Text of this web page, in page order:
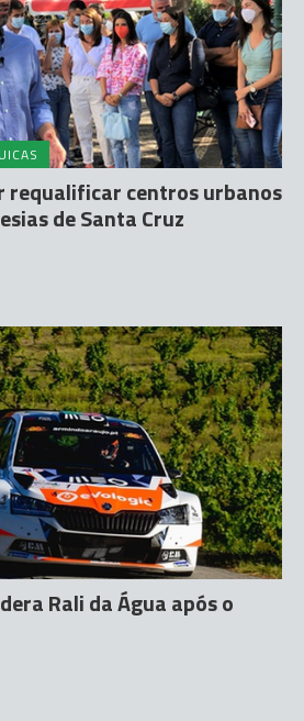
requalificar centros urbanos
de Santa Cruz
Rali da Água após o